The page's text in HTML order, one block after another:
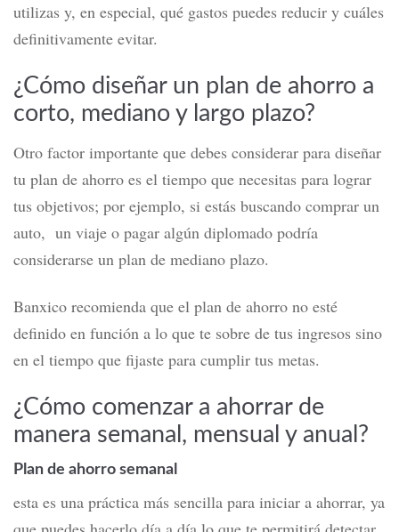
utilizas y, en especial, qué gastos puedes reducir y cuáles
definitivamente evitar.
¿Cómo diseñar un plan de ahorro a
corto, mediano y largo plazo?
Otro factor importante que debes considerar para diseñar
tu plan de ahorro es el tiempo que necesitas para lograr
tus objetivos; por ejemplo, si estás buscando comprar un
auto, un viaje o pagar algún diplomado podría
considerarse un plan de mediano plazo.
Banxico recomienda que el plan de ahorro no esté
definido en función a lo que te sobre de tus ingresos sino
en el tiempo que fijaste para cumplir tus metas.
¿Cómo comenzar a ahorrar de
manera semanal, mensual y anual?
Plan de ahorro semanal
esta es una práctica más sencilla para iniciar a ahorrar, ya